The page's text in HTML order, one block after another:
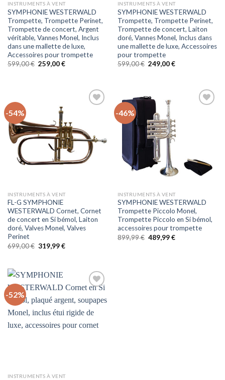
INSTRUMENTS À VENT
SYMPHONIE WESTERWALD
Trompette, Trompette Perinet,
Trompette de concert, Argent
véritable, Vannes Monel, Inclus
dans une mallette de luxe,
Accessoires pour trompette
599,00€ Le
259,00€Le
259,00 €.
INSTRUMENTS À VENT
SYMPHONIE WESTERWALD
Trompette, Trompette Perinet,
Trompette de concert, Laiton
doré, Vannes Monel, Inclus dans
une mallette de luxe, Accessoires
pour trompette
599,00€ Le
249,00€Le
249,00 €.
-54%
die
Wunschliste
INSTRUMENTS À VENT
FL-G SYMPHONIE
WESTERWALD Cornet, Cornet
de concert en Si bémol, Laiton
doré, Valves Monel, Valves
Perinet
699,00€ Le
699,00 €.
319,99€Le
319,99 €.
-46%
INSTRUMENTS À VENT
SYMPHONIE WESTERWALD
Trompette Piccolo Monel,
Trompette Piccolo en Si bémol,
accessoires pour trompette
899,99€ Le
489,99€Le
-52%
Auf
die
Wunschliste
INSTRUMENTS À VENT